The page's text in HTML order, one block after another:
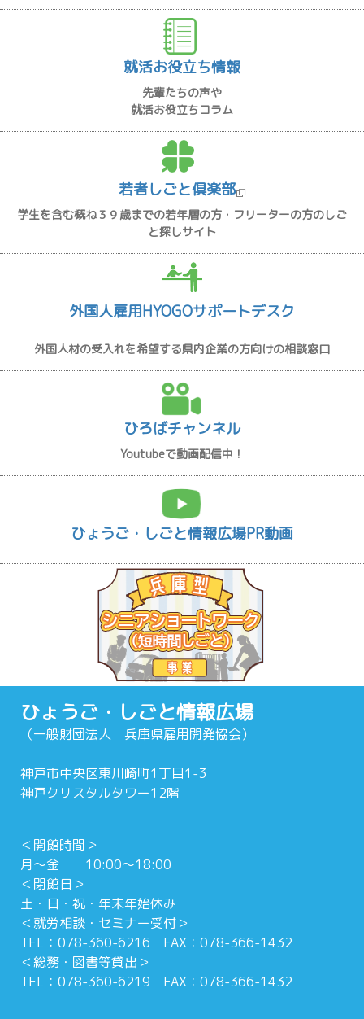
就活お役立ち情報
先輩たちの声や
就活お役立ちコラム
若者しごと倶楽部
学生を含む概ね３９歳までの若年層の方・フリーターの方のしご
と探しサイト
外国人雇用HYOGOサポートデスク
外国人材の受入れを希望する県内企業の方向けの相談窓口
ひろばチャンネル
Youtubeで動画配信中！
ひょうご・しごと情報広場PR動画
ひょうご・しごと情報広場
（一般財団法人 兵庫県雇用開発協会）
神戸市中央区東川崎町1丁目1-3
神戸クリスタルタワー12階
＜開館時間＞
月～金 10:00～18:00
＜閉館日＞
土・日・祝・年末年始休み
＜就労相談・セミナー受付＞
TEL：078-360-6216 FAX：078-366-1432
＜総務・図書等貸出＞
TEL：078-360-6219 FAX：078-366-1432